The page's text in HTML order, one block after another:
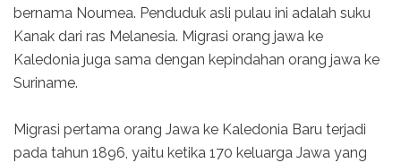
bernama Noumea. Penduduk asli pulau ini adalah suku
Kanak dari ras Melanesia. Migrasi orang jawa ke
Kaledonia juga sama dengan kepindahan orang jawa ke
Suriname.
Migrasi pertama orang Jawa ke Kaledonia Baru terjadi
pada tahun 1896, yaitu ketika 170 keluarga Jawa yang